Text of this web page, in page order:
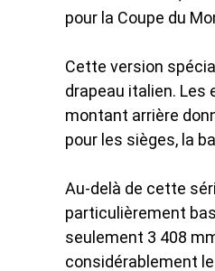
pour la Coupe du
Cette version
drapeau italien. Les
montant arrière
pour les sièges, la
Au-delà de cette
particulièrement
seulement 3 408
considérablement